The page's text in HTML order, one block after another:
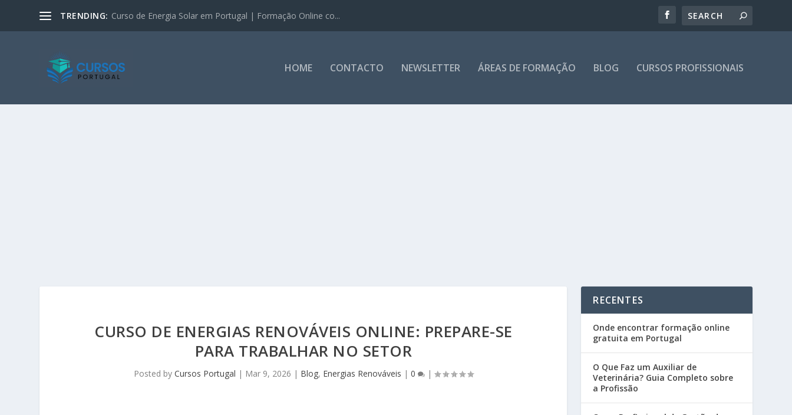
TRENDING: Curso de Energia Solar em Portugal | Formação Online co...
HOME CONTACTO NEWSLETTER ÁREAS DE FORMAÇÃO BLOG CURSOS PROFISSIONAIS
CURSO DE ENERGIAS RENOVÁVEIS ONLINE: PREPARE-SE
PARA TRABALHAR NO SETOR
Posted by Cursos Portugal | Mar 9, 2026 | Blog, Energias Renováveis | 0 |
RECENTES
Onde encontrar formação online
gratuita em Portugal
O Que Faz um Auxiliar de
Veterinária? Guia Completo sobre
a Profissão